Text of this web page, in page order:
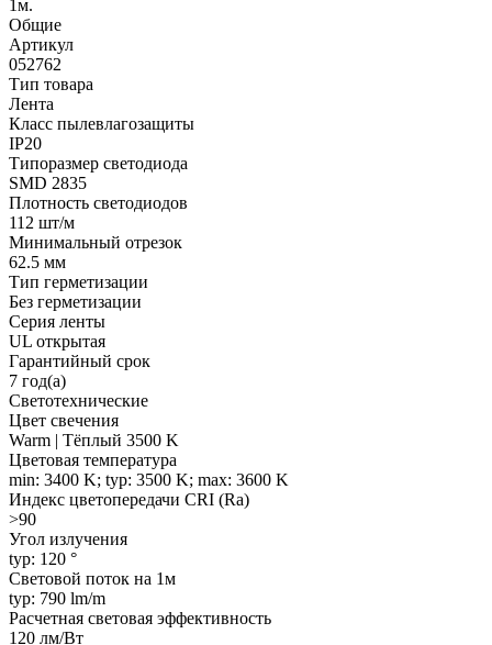
1м.
Общие
Артикул
052762
Тип товара
Лента
Класс пылевлагозащиты
IP20
Типоразмер светодиода
SMD 2835
Плотность светодиодов
112 шт/м
Минимальный отрезок
62.5 мм
Тип герметизации
Без герметизации
Серия ленты
UL открытая
Гарантийный срок
7 год(а)
Светотехнические
Цвет свечения
Warm | Тёплый 3500 K
Цветовая температура
min: 3400 K; typ: 3500 K; max: 3600 K
Индекс цветопередачи CRI (Ra)
>90
Угол излучения
typ: 120 °
Световой поток на 1м
typ: 790 lm/m
Расчетная световая эффективность
120 лм/Вт